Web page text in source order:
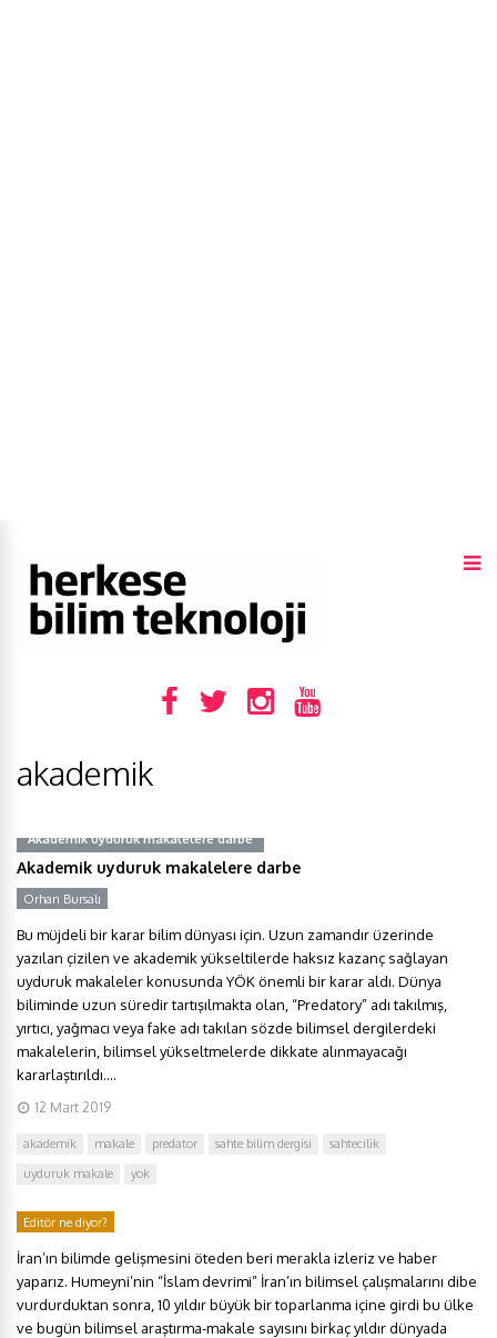
akademik
Akademik uyduruk makalelere darbe
Akademik uyduruk makalelere darbe
Orhan Bursalı
Bu müjdeli bir karar bilim dünyası için. Uzun zamandır üzerinde
yazılan çizilen ve akademik yükseltilerde haksız kazanç sağlayan
uyduruk makaleler konusunda YÖK önemli bir karar aldı. Dünya
biliminde uzun süredir tartışılmakta olan, “Predatory” adı takılmış,
yırtıcı, yağmacı veya fake adı takılan sözde bilimsel dergilerdeki
makalelerin, bilimsel yükseltmelerde dikkate alınmayacağı
kararlaştırıldı....
12 Mart 2019
akademik makale predator sahte bilim dergisi
sahtecilik
uyduruk makale
yok
Editör ne diyor?
İran’ın bilimde gelişmesini öteden beri merakla izleriz ve haber
yaparız. Humeyni’nin “İslam devrimi” İran’ın bilimsel çalışmalarını dibe
vurdurduktan sonra, 10 yıldır büyük bir toparlanma içine girdi bu ülke
ve bugün bilimsel araştırma-makale sayısını birkaç yıldır dünyada